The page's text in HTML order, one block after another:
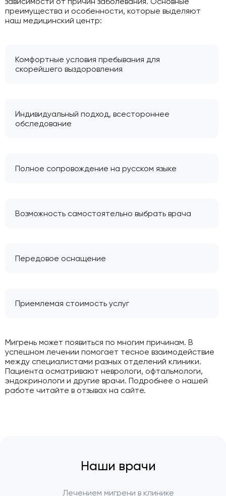
преимущества и особенности, которые выделяют
наш медицинский центр:
Комфортные условия пребывания для
скорейшего выздоровления
Индивидуальный подход, всестороннее
обследование
Полное сопровождение на русском языке
Возможность самостоятельно выбрать врача
Передовое оснащение
Приемлемая стоимость услуг
Мигрень может появиться по многим причинам. В
успешном лечении помогает тесное взаимодействие
между специалистами разных отделений клиники.
Пациента осматривают неврологи, офтальмологи,
эндокринологи и другие врачи. Подробнее о нашей
работе читайте в отзывах на сайте.
Наши врачи
Лечением мигрени в клинике